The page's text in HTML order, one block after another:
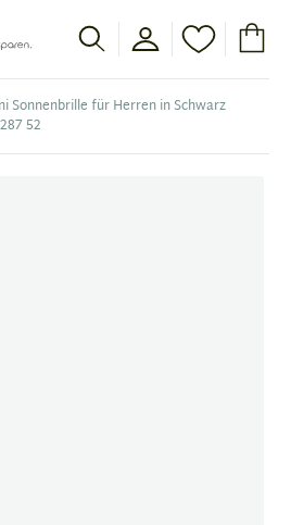
Sonnenbrille für Herren in Schwarz
52